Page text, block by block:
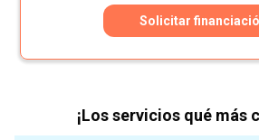
Solicitar
¡Los servicios qué más